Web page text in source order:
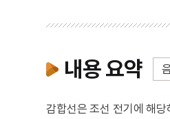
내용 요약
감합선은 조선 전기에 해